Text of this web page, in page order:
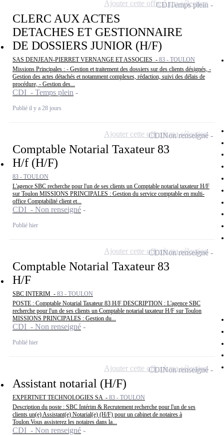
CLERC AUX ACTES
DETACHES ET GESTIONNAIRE
DE DOSSIERS JUNIOR (H/F)
SAS DENJEAN-PIERRET VERNANGE ET ASSOCIES - 83 - TOULON
Missions Principales : - Gestion et traitement des dossiers sur des clients désignés, -
Gestion des actes détachés et notamment complexes, rédaction, suivi des délais de
procédure, - Gestion des...
CDI - Temps plein
Publié il y a 28 jours
CDITemps plein
Ajouter cette offre à ma sélection
Comptable Notarial Taxateur 83
H/f (H/F)
83 - TOULON
L'agence SBC recherche pour l'un de ses clients un Comptable notarial taxateur H/F
sur Toulon MISSIONS PRINCIPALES : Gestion du service comptable en multi-
office Comptabilité client et...
CDI - Non renseigné
Publié hier
CDINon renseigné
Ajouter cette offre à ma sélection
Comptable Notarial Taxateur 83
H/F
SBC INTERIM - 83 - TOULON
POSTE : Comptable Notarial Taxateur 83 H/F DESCRIPTION : L'agence SBC
recherche pour l'un de ses clients un Comptable notarial taxateur H/F sur Toulon
MISSIONS PRINCIPALES : Gestion du...
CDI - Non renseigné
Publié hier
CDINon renseigné
Ajouter cette offre à ma sélection
Assistant notarial (H/F)
EXPERTNET TECHNOLOGIES SA - 83 - TOULON
Description du poste : SBC Intérim & Recrutement recherche pour l'un de ses
clients un(e) Assistant(e) Notarial(e) (H/F) pour un cabinet de notaires à
Toulon.Vous assisterez les notaires dans la...
CDI - Non renseigné
CDINon renseigné
Ajouter cette offre à ma sélection